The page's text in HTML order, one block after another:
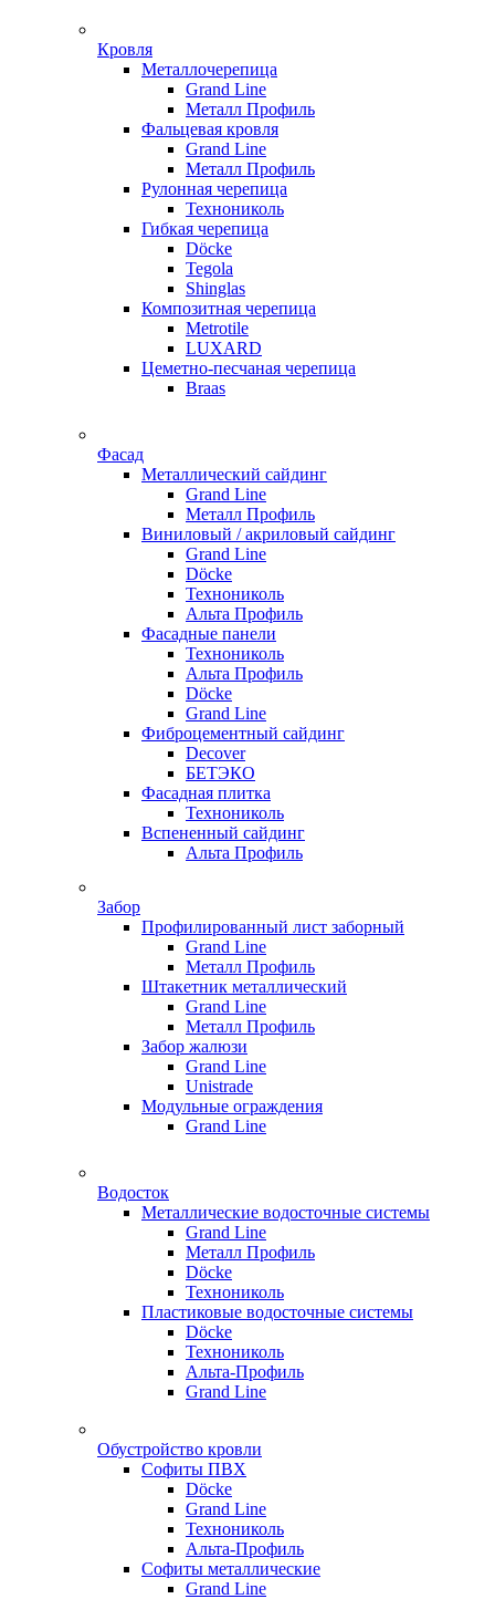
Кровля
Металлочерепица
Grand Line
Металл Профиль
Фальцевая кровля
Grand Line
Металл Профиль
Рулонная черепица
Технониколь
Гибкая черепица
Döсkе
Tegola
Shinglas
Композитная черепица
Metrotile
LUXARD
Цеметно-песчаная черепица
Braas
Фасад
Металлический сайдинг
Grand Line
Металл Профиль
Виниловый / акриловый сайдинг
Grand Line
Döсkе
Технониколь
Альта Профиль
Фасадные панели
Технониколь
Альта Профиль
Döсkе
Grand Line
Фиброцементный сайдинг
Decover
БЕТЭКО
Фасадная плитка
Технониколь
Вспененный сайдинг
Альта Профиль
Забор
Профилированный лист заборный
Grand Line
Металл Профиль
Штакетник металлический
Grand Line
Металл Профиль
Забор жалюзи
Grand Line
Unistrade
Модульные ограждения
Grand Line
Водосток
Металлические водосточные системы
Grand Line
Металл Профиль
Döсkе
Технониколь
Пластиковые водосточные системы
Döcke
Технониколь
Альта-Профиль
Grand Line
Обустройство кровли
Софиты ПВХ
Döcke
Grand Line
Технониколь
Альта-Профиль
Софиты металлические
Grand Line